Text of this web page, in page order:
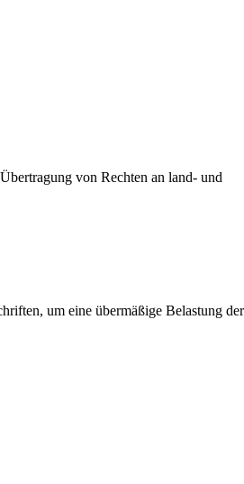
von Rechten an land- und
um eine übermäßige Belastung der